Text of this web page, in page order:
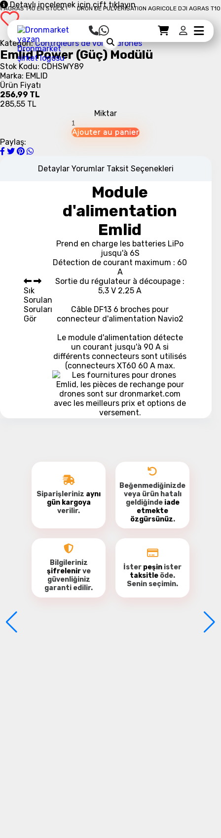
T10 EN STOCK ! DRON DE PULVÉRISATION AGRICOLE DJI AGRAS T10 EN
Sepet
Sepet Detayı Ödemeye Geç
Detaylı incelemek için çift tıklayın
Kategori:Contrôleurs de vol de drones
Emlid Power (Güç) Modülü
Stok Kodu: CDHSWY89
Marka: EMLID
Ürün Fiyatı
256,99 TL
285,55 TL
Miktar
Paylaş:
Detaylar Yorumlar Taksit Seçenekleri
Sık
Sorulan
Soruları
Gör
Module
d'alimentation
Emlid
Prend en charge les batteries LiPo
jusqu'à 6S
Détection de courant maximum : 60
A
Sortie du régulateur à découpage :
5,3 V 2,25 A
Câble DF13 6 broches pour
connecteur d'alimentation Navio2
Le module d'alimentation détecte
un courant jusqu'à 90 A si
différents connecteurs sont utilisés
(connecteurs XT60 60 A max.
Donnez votre avis
Siparişleriniz aynı
gün kargoya
verilir.
Beğenmediğinizde
veya ürün hatalı
geldiğinde iade
etmekte
özgürsünüz.
Bilgileriniz
şifrelenirve
güvenliğiniz
garanti edilir.
İster peşin ister
taksitle öde.
Senin seçimin.